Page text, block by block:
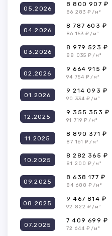
05.2026
8 800 907 ₽
86 283 ₽/м²
04.2026
8 787 603 ₽
86 153 ₽/м²
03.2026
8 979 523 ₽
88 035 ₽/м²
02.2026
9 664 915 ₽
94 754 ₽/м²
01.2026
9 214 093 ₽
90 334 ₽/м²
12.2025
9 355 353 ₽
91 719 ₽/м²
11.2025
8 890 371 ₽
87 161 ₽/м²
10.2025
8 282 365 ₽
81 200 ₽/м²
09.2025
8 638 177 ₽
84 688 ₽/м²
08.2025
9 467 814 ₽
92 822 ₽/м²
07.2025
7 409 699 ₽
72 644 ₽/м²